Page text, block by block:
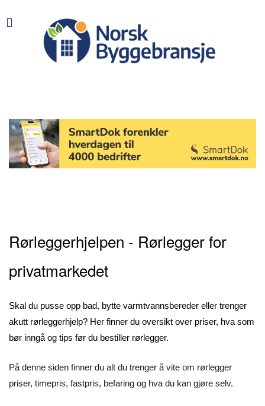
Rørleggerhjelpen - Rørlegger for
privatmarkedet
Skal du pusse opp bad, bytte varmtvannsbereder eller trenger
akutt rørleggerhjelp? Her finner du oversikt over priser, hva som
bør inngå og tips før du bestiller rørlegger.
På denne siden finner du alt du trenger å vite om rørlegger
priser, timepris, fastpris, befaring og hva du kan gjøre selv.